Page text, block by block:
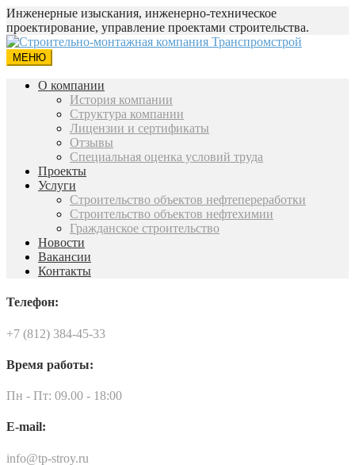
Инженерные изыскания, инженерно-техническое
проектирование, управление проектами строительства.
МЕНЮ
О компании
История компании
Структура компании
Лицензии и сертификаты
Отзывы
Специальная оценка условий труда
Проекты
Услуги
Строительство объектов нефтепереработки
Строительство объектов нефтехимии
Гражданское строительство
Новости
Вакансии
Контакты
Телефон:
+7 (812) 384-45-33
Время работы:
Пн - Пт: 09.00 - 18:00
E-mail:
info@tp-stroy.ru